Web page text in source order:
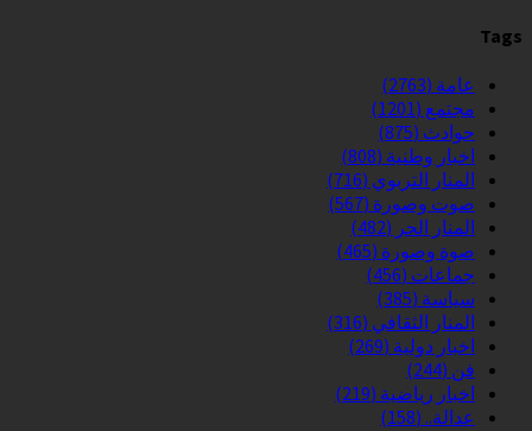
Tags
عامة (2763)
مجتمع (1201)
حوادث (875)
اخبار وطنية (808)
المنار التربوي (716)
صوت وصورة (567)
المنار الحر (482)
صوة وصورة (465)
جماعات (456)
سياسة (385)
المنار الثقافي (316)
اخبار دولية (269)
فن (244)
اخبار رياضية (219)
عدالة.. (158)